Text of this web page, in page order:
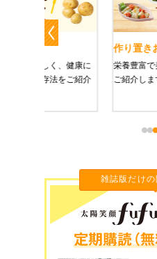
作り置きおかずレシピ
栄養豊富で美と健康にうれ
ご紹介します。
雑誌版だけの